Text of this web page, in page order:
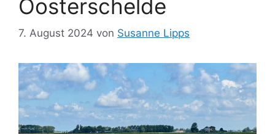
Oosterschelde
7. August 2024 von Susanne Lipps